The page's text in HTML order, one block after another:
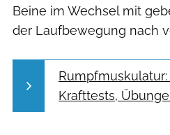
Beine im Wechsel mit
der Laufbewegung nach
Krafttests,